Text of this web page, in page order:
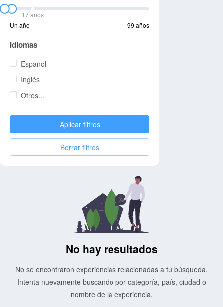
17 años
Un año
99 años
Idiomas
Español
Inglés
Otros...
Aplicar filtros
Borrar filtros
No hay resultados
No se encontraron experiencias relacionadas a tu búsqueda.
Intenta nuevamente buscando por categoría, país, ciudad o
nombre de la experiencia.